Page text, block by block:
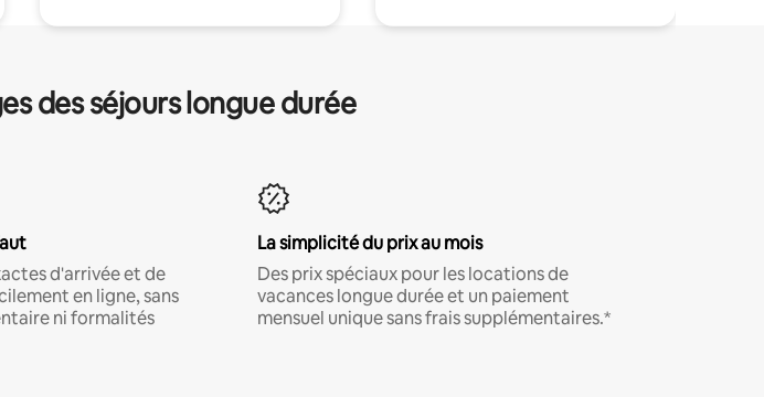
des séjours longue durée
d'arrivée et de
en ligne, sans
ni formalités
La simplicité du prix au mois
Des prix spéciaux pour les locations de
vacances longue durée et un paiement
mensuel unique sans frais supplémentaires.*